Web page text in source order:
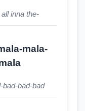
inna the-
mala-
bad-bad-bad